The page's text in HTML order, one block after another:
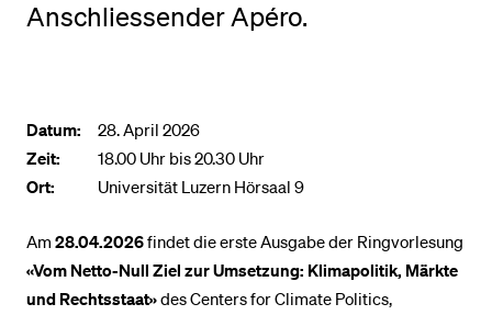
Anschliessender Apéro.
Datum:
28. April 2026
Zeit:
18.00 Uhr bis 20.30 Uhr
Ort:
Universität Luzern Hörsaal 9
Am 28.04.2026findet die erste Ausgabe der Ringvorlesung
«Vom Netto-Null Ziel zur Umsetzung: Klimapolitik, Märkte
und Rechtsstaat»des Centers for Climate Politics,
Menuplan Mensa
Anmeldung und Zulassung